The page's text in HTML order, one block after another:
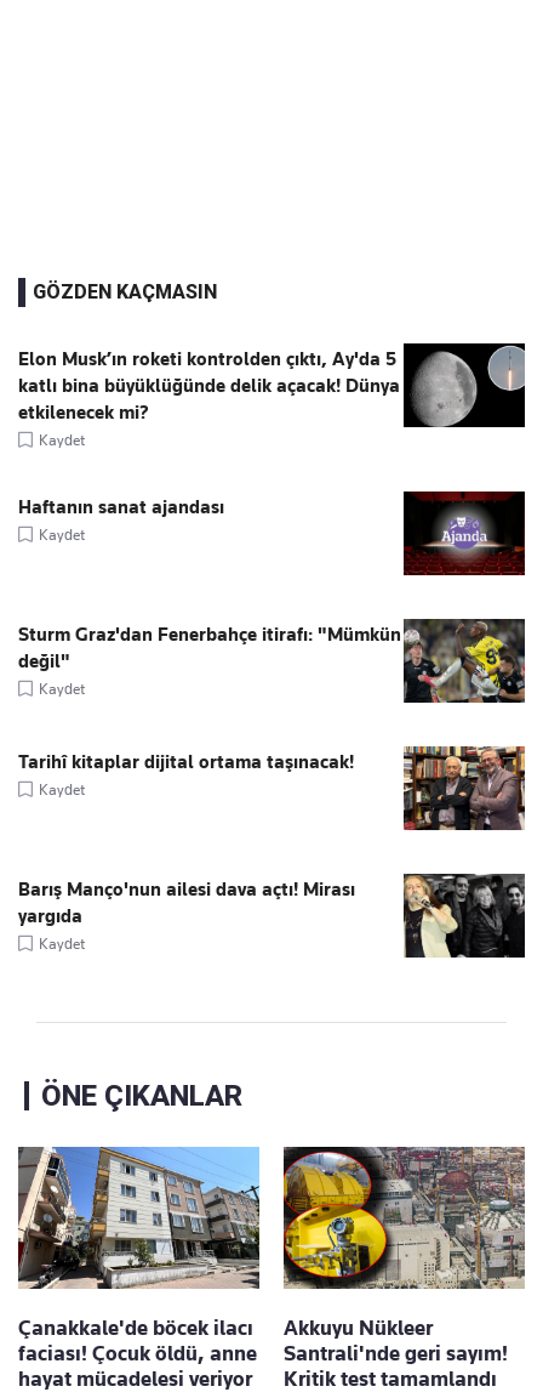
GÖZDEN KAÇMASIN
Elon Musk’ın roketi kontrolden çıktı, Ay'da 5
katlı bina büyüklüğünde delik açacak! Dünya
etkilenecek mi?
Kaydet
Haftanın sanat ajandası
Kaydet
Sturm Graz'dan Fenerbahçe itirafı: "Mümkün
değil"
Kaydet
Tarihî kitaplar dijital ortama taşınacak!
Kaydet
Barış Manço'nun ailesi dava açtı! Mirası
yargıda
Kaydet
ÖNE ÇIKANLAR
Çanakkale'de böcek ilacı
faciası! Çocuk öldü, anne
hayat mücadelesi veriyor
Akkuyu Nükleer
Santrali'nde geri sayım!
Kritik test tamamlandı